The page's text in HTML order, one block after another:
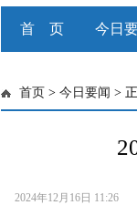
首 页 今日
首页 > 今日要闻 >
2024年12月16日 11:26